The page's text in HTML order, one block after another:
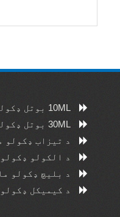
10ML بوتل ډکولو ماشین
30ML بوتل ډکولو ماشین
د تیزاب ډکولو
د الکولو
د بلیچ ډکولو
د کیمیکل